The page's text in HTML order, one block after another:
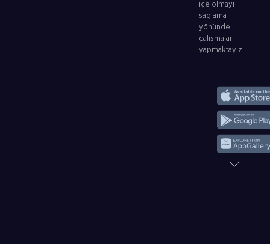
içe olmayı
sağlama
yönünde
çalışmalar
yapmaktayız.